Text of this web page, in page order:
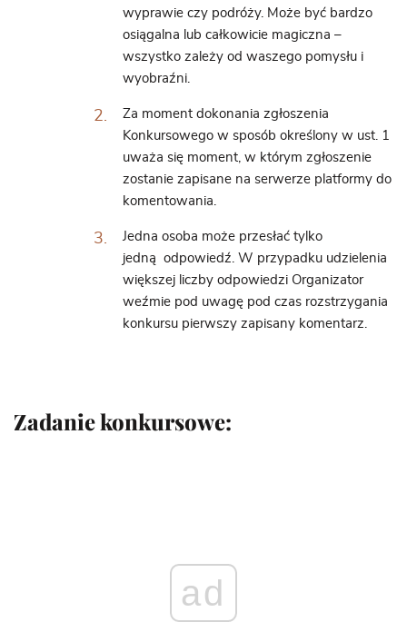
wyprawie czy podróży. Może być bardzo
osiągalna lub całkowicie magiczna –
wszystko zależy od waszego pomysłu i
wyobraźni.
Za moment dokonania zgłoszenia
Konkursowego w sposób określony w ust. 1
uważa się moment, w którym zgłoszenie
zostanie zapisane na serwerze platformy do
komentowania.
Jedna osoba może przesłać tylko
jedną odpowiedź. W przypadku udzielenia
większej liczby odpowiedzi Organizator
weźmie pod uwagę pod czas rozstrzygania
konkursu pierwszy zapisany komentarz.
Zadanie konkursowe:
ad